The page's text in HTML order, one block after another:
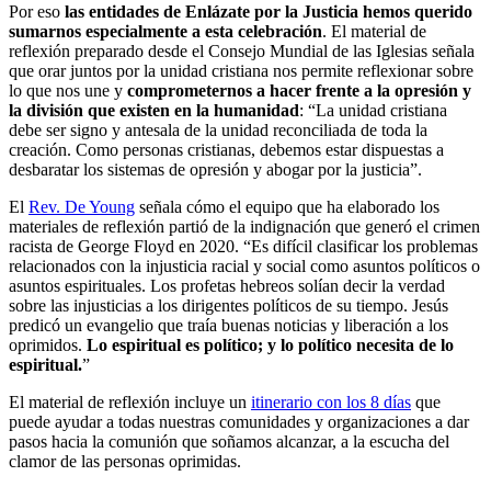
Por eso las entidades de Enlázate por la Justicia hemos querido
sumarnos especialmente a esta celebración. El material de
reflexión preparado desde el Consejo Mundial de las Iglesias señala
que orar juntos por la unidad cristiana nos permite reflexionar sobre
lo que nos une y comprometernos a hacer frente a la opresión y
la división que existen en la humanidad: “La unidad cristiana
debe ser signo y antesala de la unidad reconciliada de toda la
creación. Como personas cristianas, debemos estar dispuestas a
desbaratar los sistemas de opresión y abogar por la justicia”.
El Rev. De Young señala cómo el equipo que ha elaborado los
materiales de reflexión partió de la indignación que generó el crimen
racista de George Floyd en 2020. “Es difícil clasificar los problemas
relacionados con la injusticia racial y social como asuntos políticos o
asuntos espirituales. Los profetas hebreos solían decir la verdad
sobre las injusticias a los dirigentes políticos de su tiempo. Jesús
predicó un evangelio que traía buenas noticias y liberación a los
oprimidos. Lo espiritual es político; y lo político necesita de lo
espiritual.”
El material de reflexión incluye un itinerario con los 8 días que
puede ayudar a todas nuestras comunidades y organizaciones a dar
pasos hacia la comunión que soñamos alcanzar, a la escucha del
clamor de las personas oprimidas.